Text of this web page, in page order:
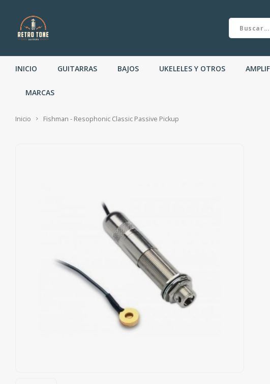
INICIO GUITARRAS BAJOS UKELELES Y OTROS
MARCAS
Inicio Fishman - Resophonic Classic Passive Pickup